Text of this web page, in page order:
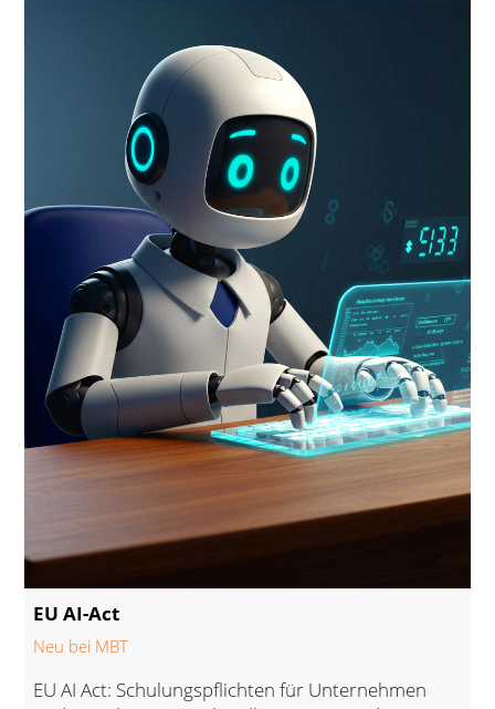
EU AI-Act
Neu bei MBT
EU AI Act: Schulungspflichten für Unternehmen